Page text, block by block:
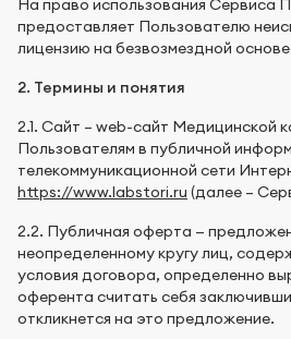
На право использования Сервиса
предоставляет Пользователю
лицензию на безвозмездной
2. Термины и понятия
2.1. Сайт – web-сайт Медицинской
Пользователям в публичной
телекоммуникационной сети
https://www.labstori.ru (далее –
2.2. Публичная оферта —
неопределенному кругу лиц,
условия договора, определенно
оферента считать себя
откликнется на это предложение.